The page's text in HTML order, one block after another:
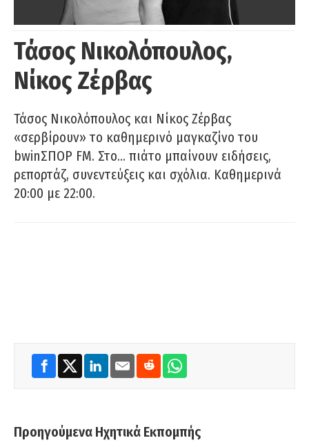
Τάσος Νικολόπουλος,
Νίκος Ζέρβας
Τάσος Νικολόπουλος και Νίκος Ζέρβας
«σερβίρουν» το καθημερινό μαγκαζίνο του
bwinΣΠΟΡ FM. Στο… πιάτο μπαίνουν ειδήσεις,
ρεπορτάζ, συνεντεύξεις και σχόλια. Καθημερινά
20:00 με 22:00.
Προηγούμενα Ηχητικά Εκπομπής